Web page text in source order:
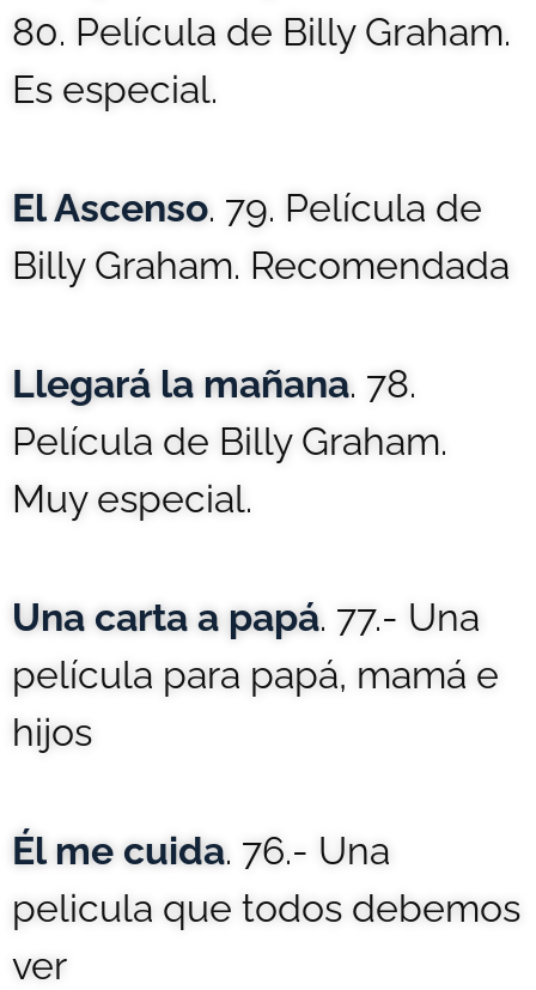
80. Película de Billy Graham.
Es especial.
El Ascenso. 79. Película de
Billy Graham. Recomendada
Llegará la mañana. 78.
Película de Billy Graham.
Muy especial.
Una carta a papá. 77.- Una
película para papá, mamá e
hijos
Él me cuida. 76.- Una
pelicula que todos debemos
ver